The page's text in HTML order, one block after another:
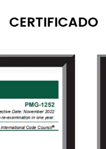
jardines,
ingeniería de
etc.
Desde su
adhirió al
desarrollo
CERTIFICADO